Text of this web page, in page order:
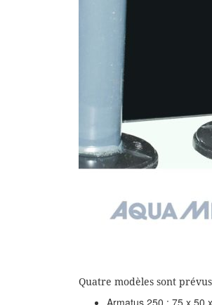
Quatre modèles sont
Armatus 250 : 75 x 50